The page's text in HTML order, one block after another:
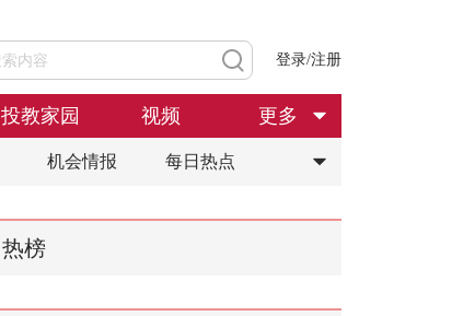
登录/注册
投教家园 视频 更多
机会情报 每日热点
热榜